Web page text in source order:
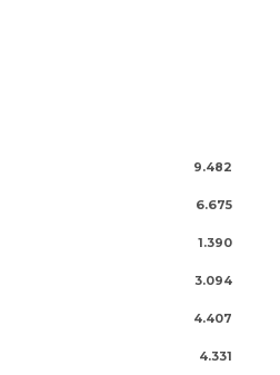
9.482
6.675
1.390
3.094
4.407
4.331